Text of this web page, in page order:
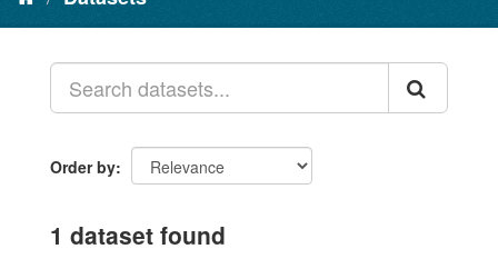
Order by
1 dataset found